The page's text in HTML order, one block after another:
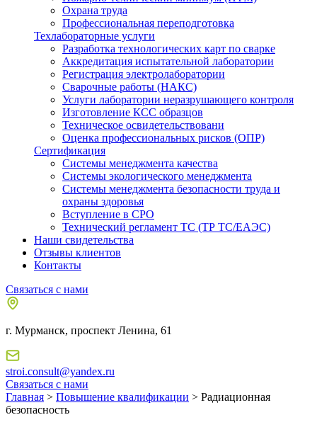
Охрана труда
Профессиональная переподготовка
Техлабораторные услуги
Разработка технологических карт по сварке
Аккредитация испытательной лаборатории
Регистрация электролаборатории
Сварочные работы (НАКС)
Услуги лаборатории неразрушающего контроля
Изготовление КСС образцов
Техническое освидетельствовани
Оценка профессиональных рисков (ОПР)
Сертификация
Системы менеджмента качества
Системы экологического менеджмента
Системы менеджмента безопасности труда и
охраны здоровья
Вступление в СРО
Технический регламент ТС (ТР ТС/ЕАЭС)
Наши свидетельства
Отзывы клиентов
Контакты
Связаться с нами
г. Мурманск, проспект Ленина, 61
stroi.consult@yandex.ru
Связаться с нами
Главная > Повышение квалификации > Радиационная
безопасность